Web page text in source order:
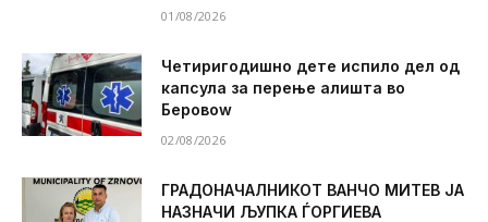
01/08/2026
Четиригодишно дете испило дел од
капсула за перење алишта во
Беровоw
02/08/2026
ГРАДОНАЧАЛНИКОТ ВАНЧО МИТЕВ ЈА
НАЗНАЧИ ЉУПКА ЃОРГИЕВА